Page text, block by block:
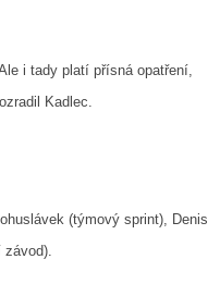
i tady platí přísná opatření,
Kadlec.
(týmový sprint), Denis